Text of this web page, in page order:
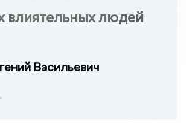
влиятельных людей
Васильевич